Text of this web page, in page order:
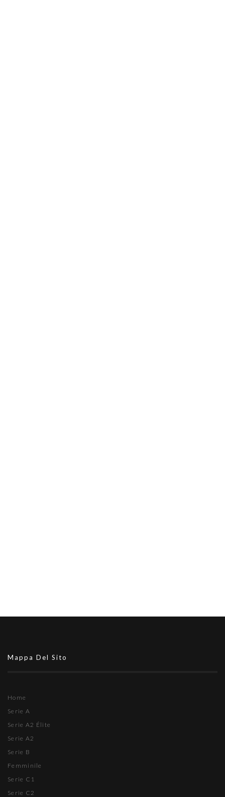
Mappa Del Sito
Home
Serie A
Serie A2 Élite
Serie A2
Serie B
Femminile
Serie C1
Serie C2